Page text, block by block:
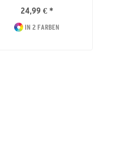
24,99 € *
IN 2 FARBEN